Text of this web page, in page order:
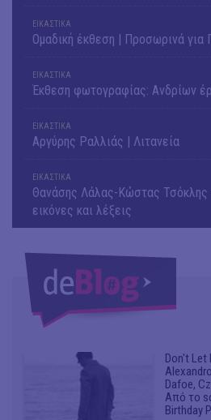
ΕΙΚΑΣΤΙΚΑ
Ομαδική έκθεση | Προσωρινά για
ΕΙΚΑΣΤΙΚΑ
Έκθεση φωτογραφίας: Ανδρίων
ΕΙΚΑΣΤΙΚΑ
Αργύρης Ραλλιάς | Λιτανεία
ΕΙΚΑΣΤΙΚΑ
Θανάσης Λάλας-Κώστας Τσόκλης
εικόνες και λέξεις
Don't Let
Dafoe,
Από το
Birthday